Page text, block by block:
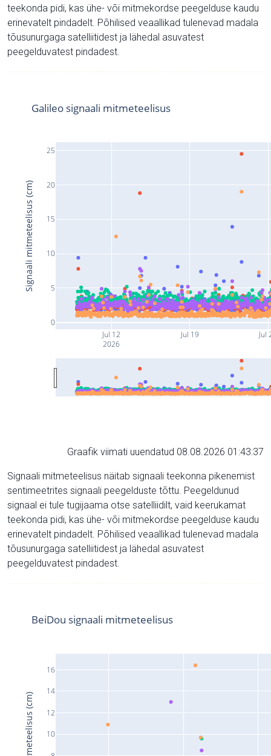
teekonda pidi, kas ühe- või mitmekordse peegelduse kaudu
erinevatelt pindadelt. Põhilised veaallikad tulenevad madala
tõusunurgaga satelliitidest ja lähedal asuvatest
peegelduvatest pindadest.
Jul 12
2026
Jul 19 Jul
0
5
10
15
20
25
Galileo signaali mitmeteelisus
Signaali mitmeteelisus (cm)
Graafik viimati uuendatud 08.08.2026 01:43:37
Signaali mitmeteelisus näitab signaali teekonna pikenemist
sentimeetrites signaali peegelduste tõttu. Peegeldunud
signaal ei tule tugijaama otse satelliidilt, vaid keerukamat
teekonda pidi, kas ühe- või mitmekordse peegelduse kaudu
erinevatelt pindadelt. Põhilised veaallikad tulenevad madala
tõusunurgaga satelliitidest ja lähedal asuvatest
peegelduvatest pindadest.
10
12
14
16
BeiDou signaali mitmeteelisus